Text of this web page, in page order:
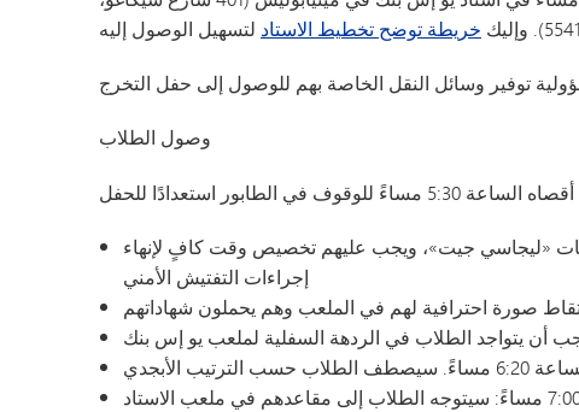
خريطة توضح تخطيط الاستاد
توفير وسائل النقل الخاصة بهم للوصول إلى حفل التخرج
وصول الطلاب
بوابات «ليجاسي جيت»، ويجب عليهم تخصيص وقت كافٍ لإنهاء
إجراءات التفتيش الأمني
سيصطف الطلاب حسب الترتيب الأبجدي